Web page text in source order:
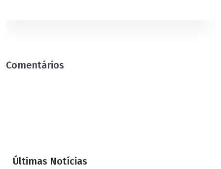
Comentários
Últimas Notícias